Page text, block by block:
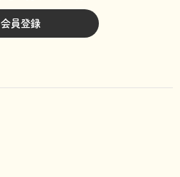
会員登録